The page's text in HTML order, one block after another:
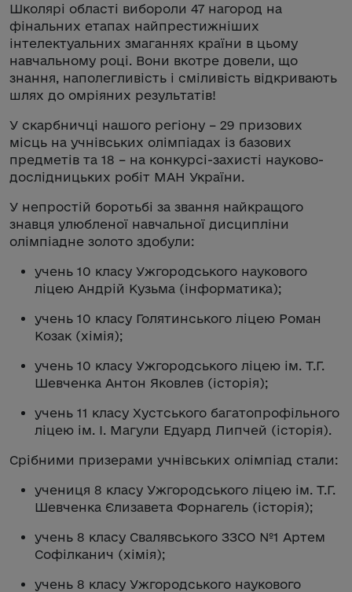
Школярі області вибороли 47 нагород на
фінальних етапах найпрестижніших
інтелектуальних змаганнях країни в цьому
навчальному році. Вони вкотре довели, що
знання, наполегливість і сміливість відкривають
шлях до омріяних результатів!
У скарбничці нашого регіону – 29 призових
місць на учнівських олімпіадах із базових
предметів та 18 – на конкурсі-захисті науково-
дослідницьких робіт МАН України.
У непростій боротьбі за звання найкращого
знавця улюбленої навчальної дисципліни
олімпіадне золото здобули:
учень 10 класу Ужгородського наукового
ліцею Андрій Кузьма (інформатика);
учень 10 класу Голятинського ліцею Роман
Козак (хімія);
учень 10 класу Ужгородського ліцею ім. Т.Г.
Шевченка Антон Яковлев (історія);
учень 11 класу Хустського багатопрофільного
ліцею ім. І. Магули Едуард Липчей (історія).
Срібними призерами учнівських олімпіад стали:
учениця 8 класу Ужгородського ліцею ім. Т.Г.
Шевченка Єлизавета Форнагель (історія);
учень 8 класу Свалявського ЗЗСО №1 Артем
Софілканич (хімія);
учень 8 класу Ужгородського наукового